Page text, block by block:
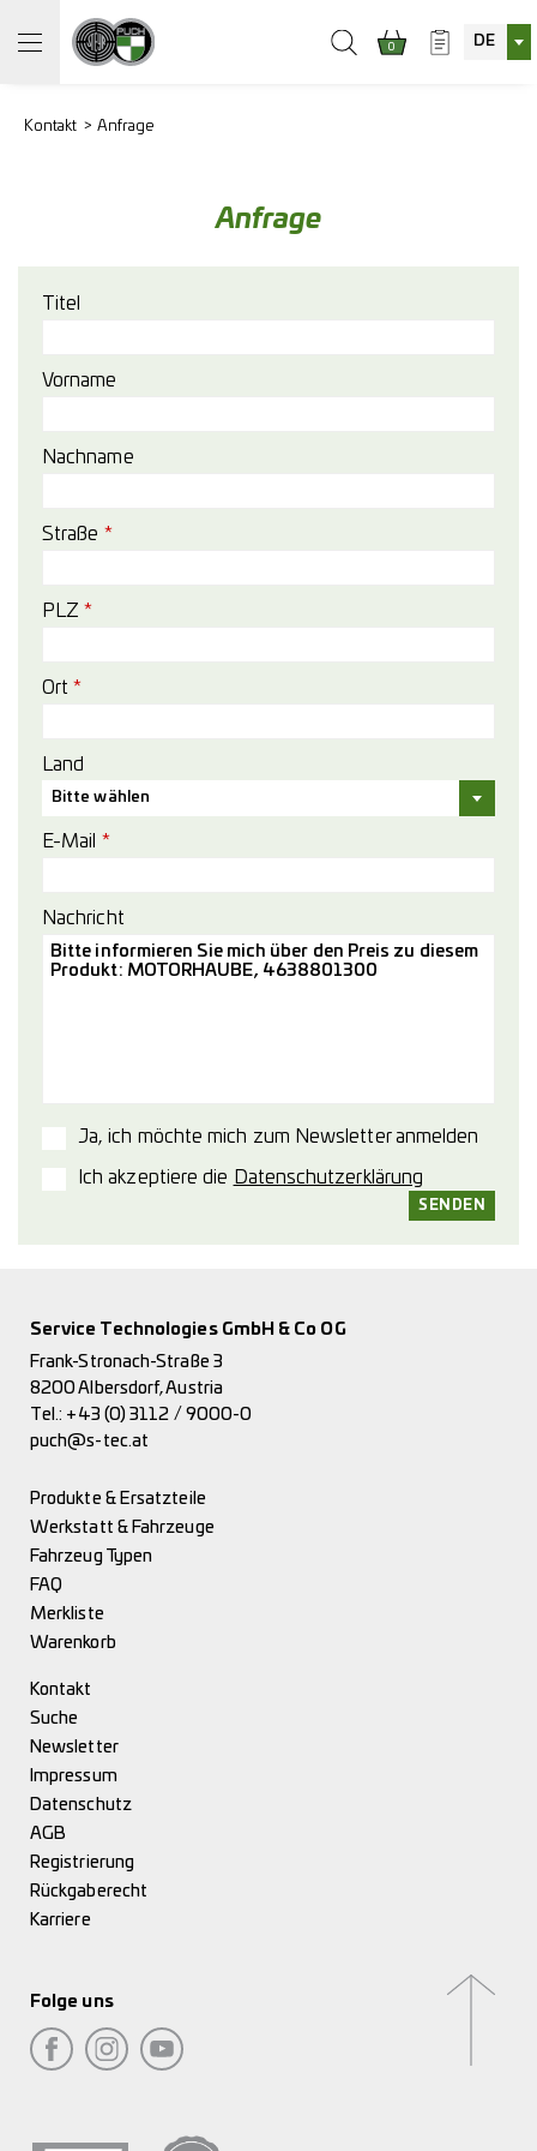
0 DE
Kontakt Anfrage
Anfrage
Titel
Vorname
Nachname
Straße *
PLZ*
Ort*
Land
Bitte wählen
E-Mail *
Nachricht
Ja, ich möchte mich zum Newsletter anmelden
Ich akzeptiere die Datenschutzerklärung
Service Technologies GmbH & Co OG
Frank-Stronach-Straße 3
8200 Albersdorf, Austria
Tel.: +43 (0) 3112 / 9000-0
puch@s-tec.at
Produkte & Ersatzteile
Werkstatt & Fahrzeuge
Fahrzeug Typen
FAQ
Merkliste
Warenkorb
Kontakt
Suche
Newsletter
Impressum
Datenschutz
AGB
Registrierung
Rückgaberecht
Karriere
Folge uns